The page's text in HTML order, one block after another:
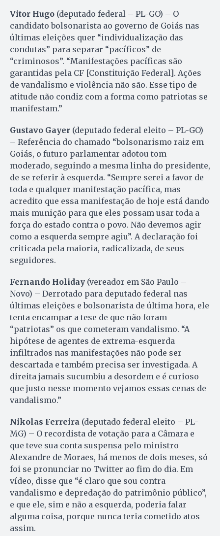
Vitor Hugo (deputado federal – PL-GO) – O
candidato bolsonarista ao governo de Goiás nas
últimas eleições quer “individualização das
condutas” para separar “pacíficos” de
“criminosos”. “Manifestações pacíficas são
garantidas pela CF [Constituição Federal]. Ações
de vandalismo e violência não são. Esse tipo de
atitude não condiz com a forma como patriotas se
manifestam.”
Gustavo Gayer (deputado federal eleito – PL-GO)
– Referência do chamado “bolsonarismo raiz em
Goiás, o futuro parlamentar adotou tom
moderado, seguindo a mesma linha do presidente,
de se referir à esquerda. “Sempre serei a favor de
toda e qualquer manifestação pacífica, mas
acredito que essa manifestação de hoje está dando
mais munição para que eles possam usar toda a
força do estado contra o povo. Não devemos agir
como a esquerda sempre agiu”. A declaração foi
criticada pela maioria, radicalizada, de seus
seguidores.
Fernando Holiday (vereador em São Paulo –
Novo) – Derrotado para deputado federal nas
últimas eleições e bolsonarista de última hora, ele
tenta encampar a tese de que não foram
“patriotas” os que cometeram vandalismo. “A
hipótese de agentes de extrema-esquerda
infiltrados nas manifestações não pode ser
descartada e também precisa ser investigada. A
direita jamais sucumbiu a desordem e é curioso
que justo nesse momento vejamos essas cenas de
vandalismo.”
Nikolas Ferreira (deputado federal eleito – PL-
MG) – O recordista de votação para a Câmara e
que teve sua conta suspensa pelo ministro
Alexandre de Moraes, há menos de dois meses, só
foi se pronunciar no Twitter ao fim do dia. Em
vídeo, disse que “é claro que sou contra
vandalismo e depredação do patrimônio público”,
e que ele, sim e não a esquerda, poderia falar
alguma coisa, porque nunca teria cometido atos
assim.